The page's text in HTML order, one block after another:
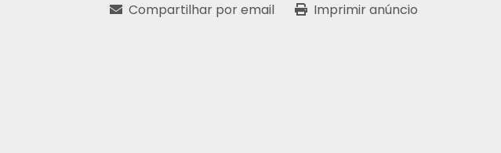
Compartilhar por email Imprimir anúncio